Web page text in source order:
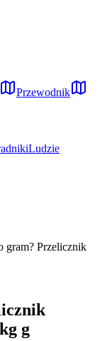
Przewodnik
Ludzie
gram? Przelicznik
g